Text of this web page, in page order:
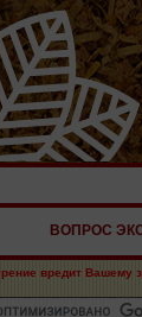
ВОПРОС
вредит Вашему